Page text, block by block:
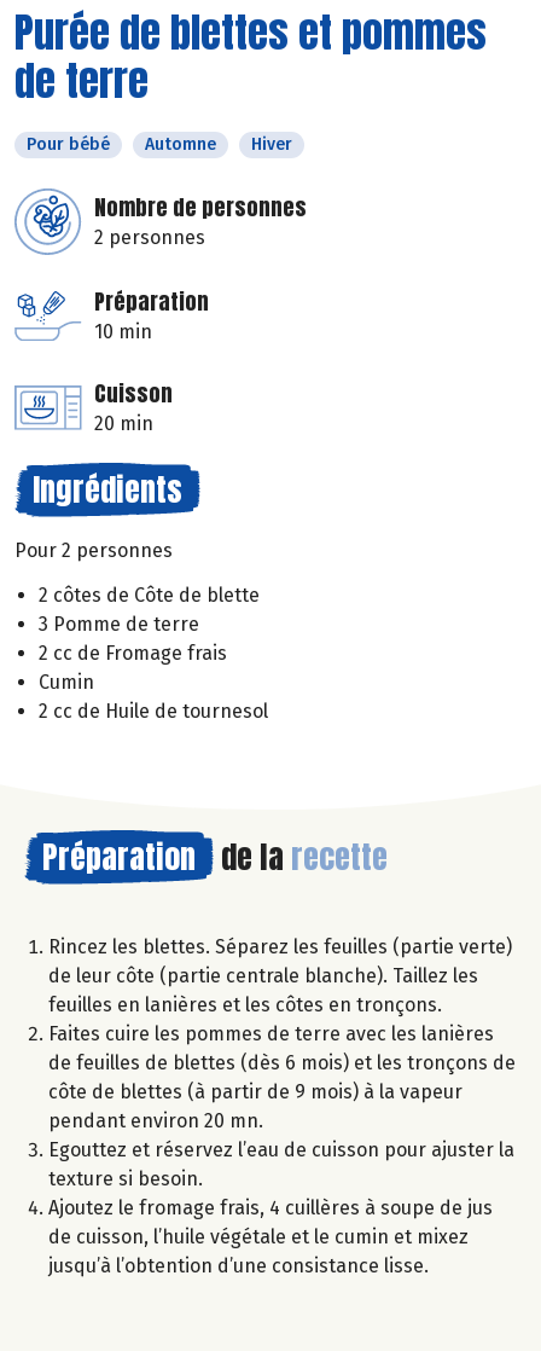
Purée de blettes et pommes
de terre
Pour bébé Automne Hiver
Nombre de personnes
2 personnes
Préparation
10 min
Cuisson
20 min
Ingrédients
Pour 2 personnes
2 côtes de Côte de blette
3 Pomme de terre
2 cc de Fromage frais
Cumin
2 cc de Huile de tournesol
Préparation de la recette
Rincez les blettes. Séparez les feuilles (partie verte)
de leur côte (partie centrale blanche). Taillez les
feuilles en lanières et les côtes en tronçons.
Faites cuire les pommes de terre avec les lanières
de feuilles de blettes (dès 6 mois) et les tronçons de
côte de blettes (à partir de 9 mois) à la vapeur
pendant environ 20 mn.
Egouttez et réservez l’eau de cuisson pour ajuster la
texture si besoin.
Ajoutez le fromage frais, 4 cuillères à soupe de jus
de cuisson, l’huile végétale et le cumin et mixez
jusqu’à l’obtention d’une consistance lisse.